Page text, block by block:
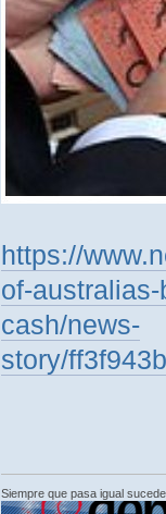
https://
of-
cash/news-
story/
Siempre que pasa igual